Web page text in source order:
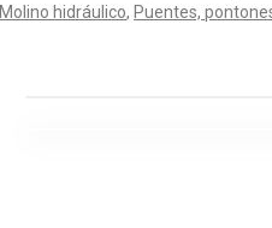
Molino hidráulico, Puentes,